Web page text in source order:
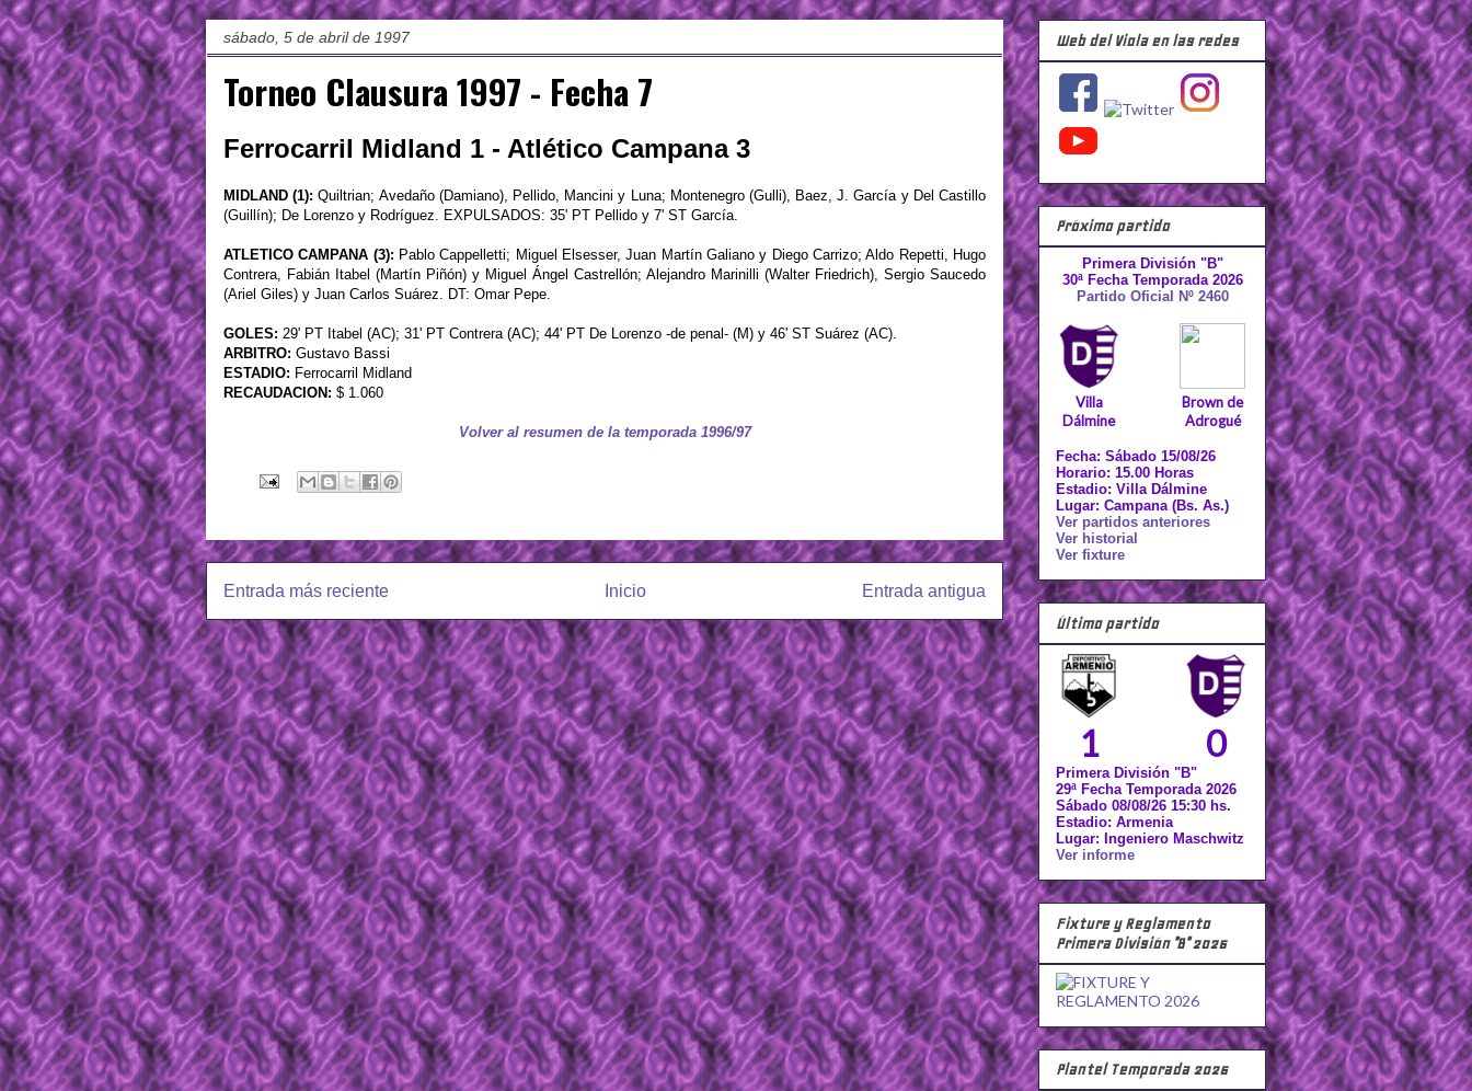
sábado, 5 de abril de 1997
Torneo Clausura 1997 - Fecha 7
Ferrocarril Midland 1 - Atlético Campana 3
MIDLAND (1): Quiltrian; Avedaño (Damiano), Pellido, Mancini y Luna; Montenegro (Gulli), Baez, J. García y Del Castillo
(Guillín); De Lorenzo y Rodríguez. EXPULSADOS: 35' PT Pellido y 7' ST García.
ATLETICO CAMPANA (3): Pablo Cappelletti; Miguel Elsesser, Juan Martín Galiano y Diego Carrizo; Aldo Repetti, Hugo
Contrera, Fabián Itabel (Martín Piñón) y Miguel Ángel Castrellón; Alejandro Marinilli (Walter Friedrich), Sergio Saucedo
(Ariel Giles) y Juan Carlos Suárez. DT: Omar Pepe.
GOLES: 29' PT Itabel (AC); 31' PT Contrera (AC); 44' PT De Lorenzo -de penal- (M) y 46' ST Suárez (AC).
ARBITRO: Gustavo Bassi
ESTADIO: Ferrocarril Midland
RECAUDACION: $ 1.060
Volver al resumen de la temporada 1996/97
Entrada más reciente Entrada antigua
Inicio
Web del Viola en las redes
Próximo partido
Primera División "B"
30ª Fecha Temporada 2026
Partido Oficial Nº 2460
Villa
Dálmine
Brown de
Adrogué
Fecha: Sábado 15/08/26
Horario: 15.00 Horas
Estadio: Villa Dálmine
Lugar: Campana (Bs. As.)
Ver partidos anteriores
Ver historial
Ver fixture
Último partido
1 0
Primera División "B"
29ª Fecha Temporada 2026
Sábado 08/08/26 15:30 hs.
Estadio: Armenia
Lugar: Ingeniero Maschwitz
Ver informe
Fixture y Reglamento
Primera División "B" 2026
Plantel Temporada 2026